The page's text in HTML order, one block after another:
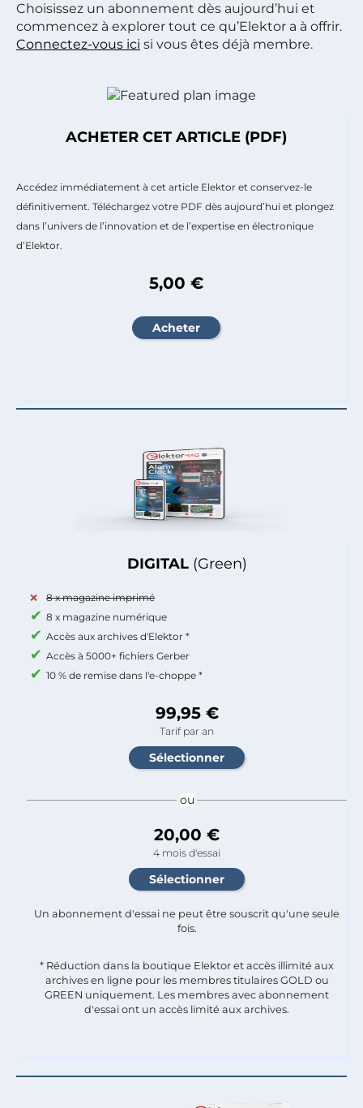
Choisissez un abonnement dès aujourd’hui et
commencez à explorer tout ce qu’Elektor a à offrir.
Connectez-vous ici si vous êtes déjà membre.
DIGITAL (Green)
8 x magazine imprimé
8 x magazine numérique
Accès aux archives d'Elektor *
Accès à 5000+ fichiers Gerber
10 % de remise dans l'e-choppe *
99,95 €
Tarif par an
ou
20,00 €
4 mois d'essai
Un abonnement d'essai ne peut être souscrit qu'une seule
fois.​
* Réduction dans la boutique Elektor et accès illimité aux
archives en ligne pour les membres titulaires GOLD ou
GREEN uniquement. Les membres avec abonnement
d'essai ont un accès limité aux archives.
ACHETER CET ARTICLE (PDF)
Accédez immédiatement à cet article Elektor et conservez-le
définitivement. Téléchargez votre PDF dès aujourd’hui et plongez
dans l’univers de l’innovation et de l’expertise en électronique
d’Elektor.
5,00 €